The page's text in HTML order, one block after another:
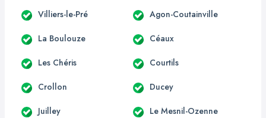
Villiers-le-Pré Agon-Coutainville
La Boulouze Céaux
Les Chéris Courtils
Crollon Ducey
Juilley Le Mesnil-Ozenne